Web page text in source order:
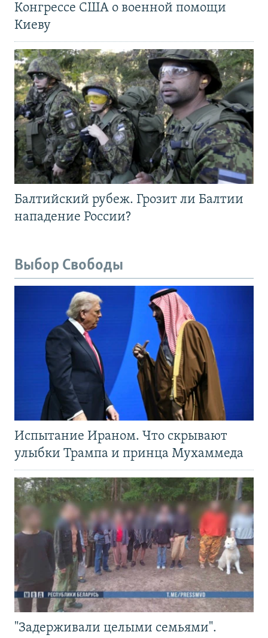
Конгрессе США о военной помощи
Киеву
Балтийский рубеж. Грозит ли Балтии
нападение России?
Выбор Свободы
Испытание Ираном. Что скрывают
улыбки Трампа и принца Мухаммеда
"Задерживали целыми семьями".